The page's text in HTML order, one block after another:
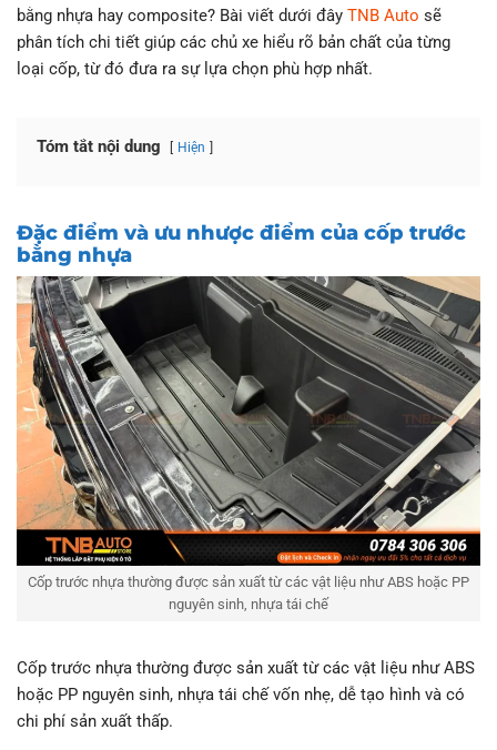
bằng nhựa hay composite? Bài viết dưới đây TNB Auto sẽ
phân tích chi tiết giúp các chủ xe hiểu rõ bản chất của từng
loại cốp, từ đó đưa ra sự lựa chọn phù hợp nhất.
Tóm tắt nội dung Hiện
Đặc điểm và ưu nhược điểm của cốp trước
bằng nhựa
Cốp trước nhựa thường được sản xuất từ các vật liệu như ABS hoặc PP
nguyên sinh, nhựa tái chế
Cốp trước nhựa thường được sản xuất từ các vật liệu như ABS
hoặc PP nguyên sinh, nhựa tái chế vốn nhẹ, dễ tạo hình và có
chi phí sản xuất thấp.